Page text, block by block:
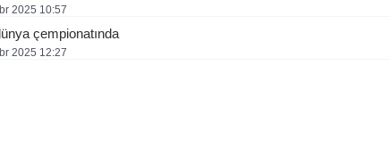
2025 10:57
çempionatında
2025 12:27